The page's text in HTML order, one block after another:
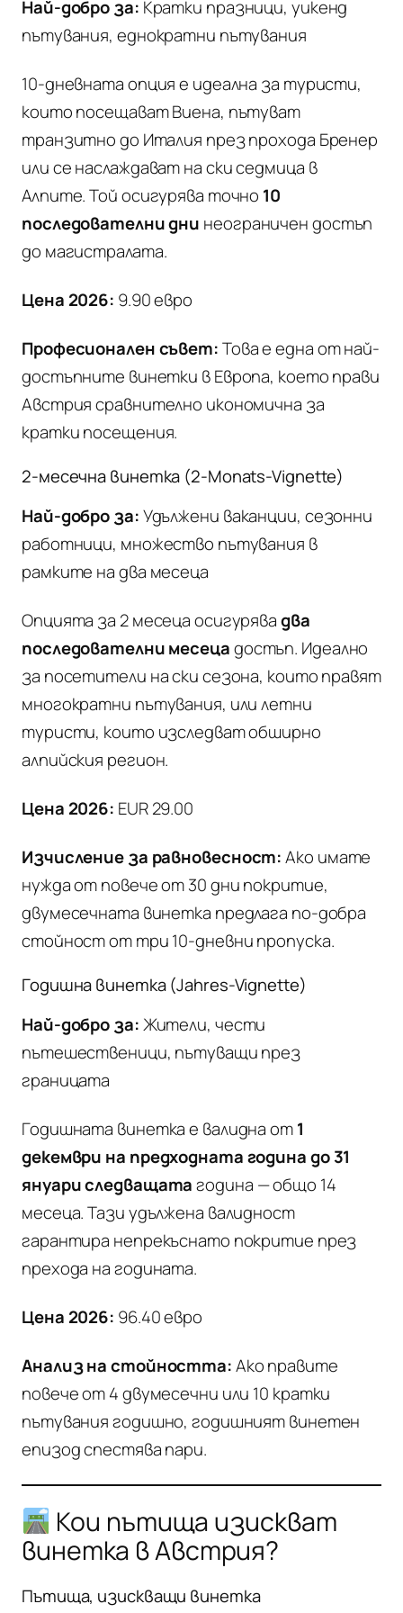
Най-добро за: Кратки празници, уикенд
пътувания, еднократни пътувания
10-дневната опция е идеална за туристи,
които посещават Виена, пътуват
транзитно до Италия през прохода Бренер
или се наслаждават на ски седмица в
Алпите. Той осигурява точно 10
последователни дни неограничен достъп
до магистралата.
Цена 2026: 9.90 евро
Професионален съвет:Това е една от най-
достъпните винетки в Европа, което прави
Австрия сравнително икономична за
кратки посещения.
2-месечна винетка (2-Monats-Vignette)
Най-добро за:Удължени ваканции, сезонни
работници, множество пътувания в
рамките на два месеца
Опцията за 2 месеца осигурявадва
последователни месецадостъп. Идеално
за посетители на ски сезона, които правят
многократни пътувания, или летни
туристи, които изследват обширно
алпийския регион.
Цена 2026: EUR 29.00
Изчисление за равновесност:Ако имате
нужда от повече от 30 дни покритие,
двумесечната винетка предлага по-добра
стойност от три 10-дневни пропуска.
Годишна винетка (Jahres-Vignette)
Най-добро за:Жители, чести
пътешественици, пътуващи през
границата
Годишната винетка е валидна от1
декември на предходната година до 31
януари следващатагодина — общо 14
месеца. Тази удължена валидност
гарантира непрекъснато покритие през
прехода на годината.
Цена 2026: 96.40 евро
Анализ на стойността:Ако правите
повече от 4 двумесечни или 10 кратки
пътувания годишно, годишният винетен
епизод спестява пари.
Кои пътища изискват
винетка в Австрия?
Пътища, изискващи винетка